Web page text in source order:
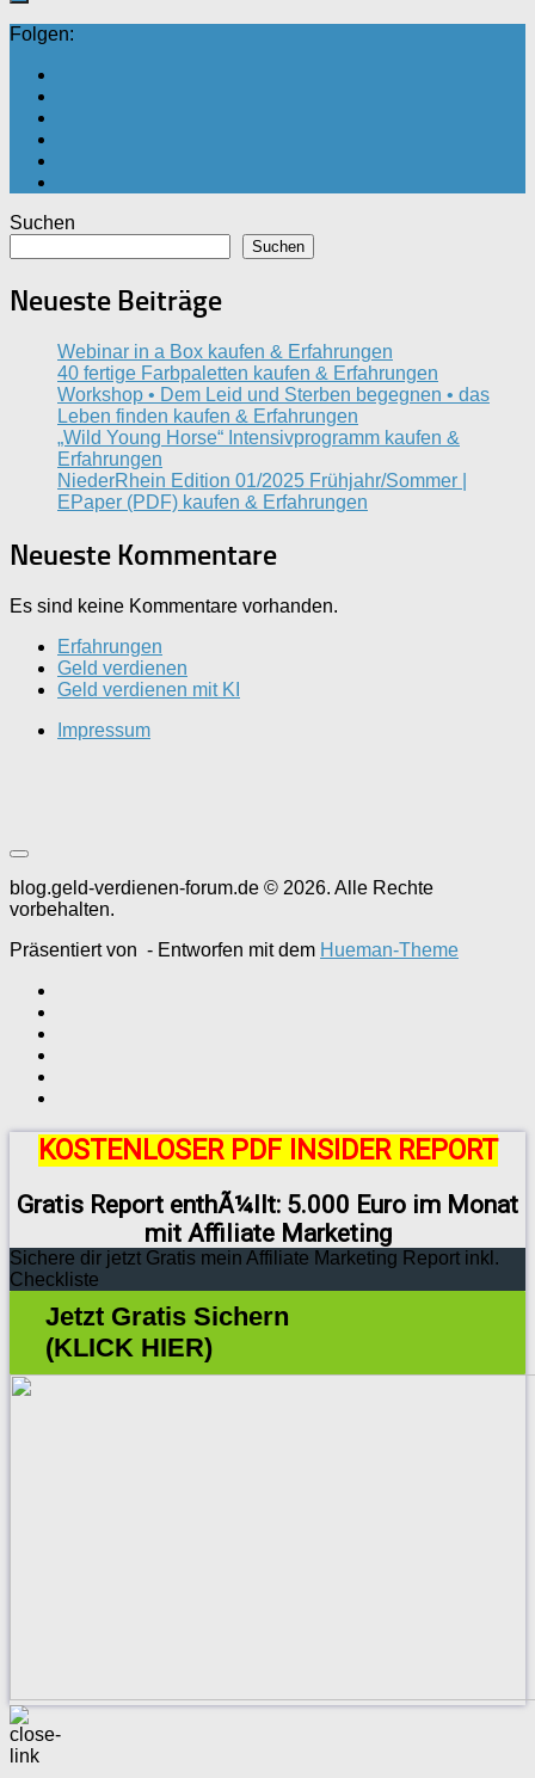
Folgen:
Suchen
Suchen
Neueste Beiträge
Webinar in a Box kaufen & Erfahrungen
40 fertige Farbpaletten kaufen & Erfahrungen
Workshop • Dem Leid und Sterben begegnen • das
Leben finden kaufen & Erfahrungen
„Wild Young Horse“ Intensivprogramm kaufen &
Erfahrungen
NiederRhein Edition 01/2025 Frühjahr/Sommer |
EPaper (PDF) kaufen & Erfahrungen
Neueste Kommentare
Es sind keine Kommentare vorhanden.
Erfahrungen
Geld verdienen
Geld verdienen mit KI
Impressum
blog.geld-verdienen-forum.de © 2026. Alle Rechte
vorbehalten.
Präsentiert von - Entworfen mit dem Hueman-Theme
KOSTENLOSER PDF INSIDER REPORT
Gratis Report enthÃ¼llt: 5.000 Euro im Monat
mit Affiliate Marketing
Sichere dir jetzt Gratis mein Affiliate Marketing Report inkl.
Checkliste
Jetzt Gratis Sichern
(KLICK HIER)